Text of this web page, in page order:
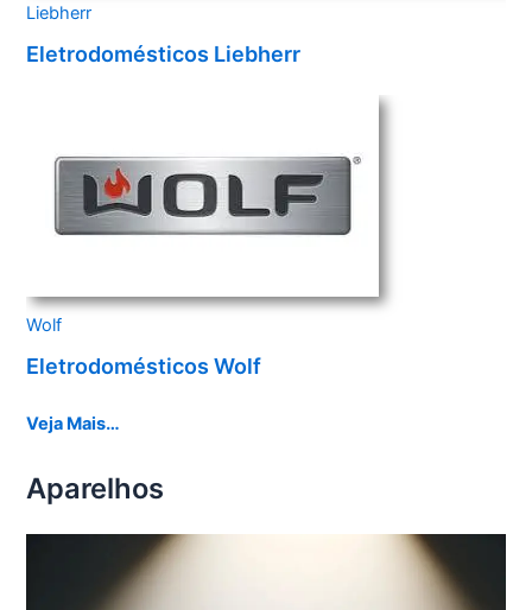
Liebherr
Eletrodomésticos Liebherr
Wolf
Eletrodomésticos Wolf
Veja Mais…
Aparelhos